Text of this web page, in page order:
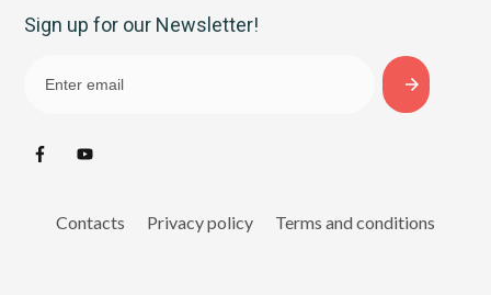
Sign up for our Newsletter!
Contacts Privacy policy Terms and conditions